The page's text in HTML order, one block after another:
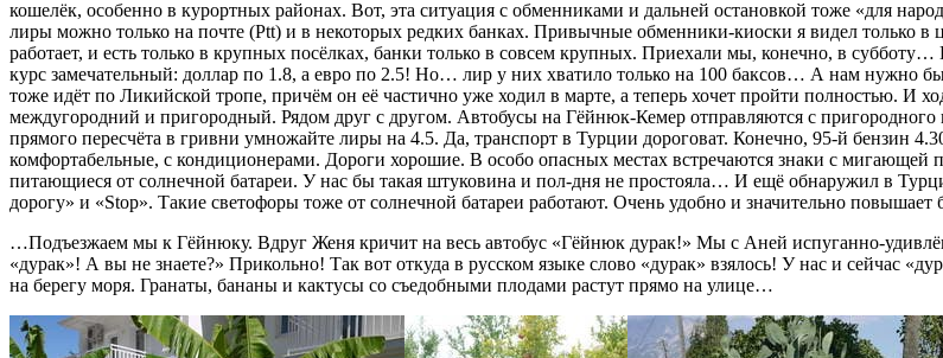
кошелёк, особенно в курортных районах. Вот, эта ситуация с обменниками и дальней остановкой тоже «для
лиры можно только на почте (Ptt) и в некоторых редких банках. Привычные обменники-киоски я видел только в
работает, и есть только в крупных посёлках, банки только в совсем крупных. Приехали мы, конечно, в
курс замечательный: доллар по 1.8, а евро по 2.5! Но… лир у них хватило только на 100 баксов… А нам нужно
тоже идёт по Ликийской тропе, причём он её частично уже ходил в марте, а теперь хочет пройти полностью. И
междугородний и пригородный. Рядом друг с другом. Автобусы на Гёйнюк-Кемер отправляются с
прямого пересчёта в гривни умножайте лиры на 4.5. Да, транспорт в Турции дороговат. Конечно, 95-й бензин
комфортабельные, с кондиционерами. Дороги хорошие. В особо опасных местах встречаются знаки с мигающей
питающиеся от солнечной батареи. У нас бы такая штуковина и пол-дня не простояла… И ещё обнаружил в
дорогу» и «Stop». Такие светофоры тоже от солнечной батареи работают. Очень удобно и значительно повышает
…Подъезжаем мы к Гёйнюку. Вдруг Женя кричит на весь автобус «Гёйнюк дурак!» Мы с Аней испуганно-
«дурак»! А вы не знаете?» Прикольно! Так вот откуда в русском языке слово «дурак» взялось! У нас и сейчас
на берегу моря. Гранаты, бананы и кактусы со съедобными плодами растут прямо на улице…